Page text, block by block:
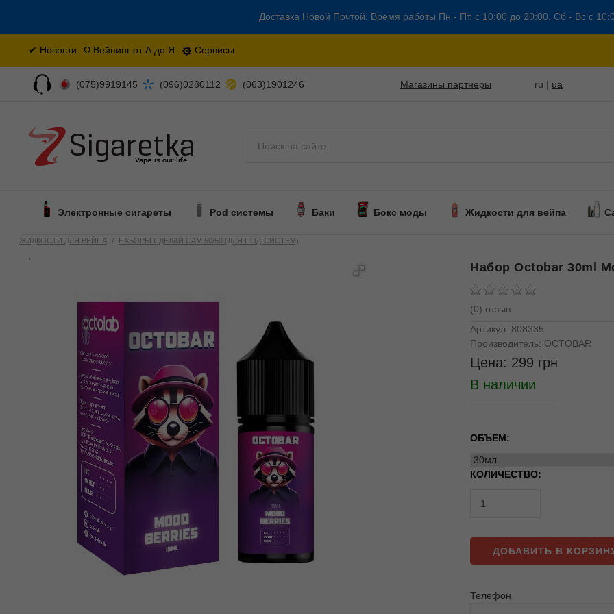
Доставка Новой Почтой. Время работы Пн - Пт. с 10:00 до 20:00. Сб - Вс с
✔ Новости Ω Вейпинг от А до Я Сервисы
(075)9919145 (096)0280112 (063)1901246 Магазины партнеры ru | ua
Электронные сигареты Pod системы Баки Бокс моды Жидкости для вейпа
ЖИДКОСТИ ДЛЯ ВЕЙПА НАБОРЫ СДЕЛАЙ САМ 50/50 (ДЛЯ ПОД-СИСТЕМ)
Набор Octobar 30ml
(0) отзыв
Артикул: 808335
Производитель: OCTOBAR
Цена: 299 грн
В наличии
ОБЪЕМ:
КОЛИЧЕСТВО:
ДОБАВИТЬ В
Телефон